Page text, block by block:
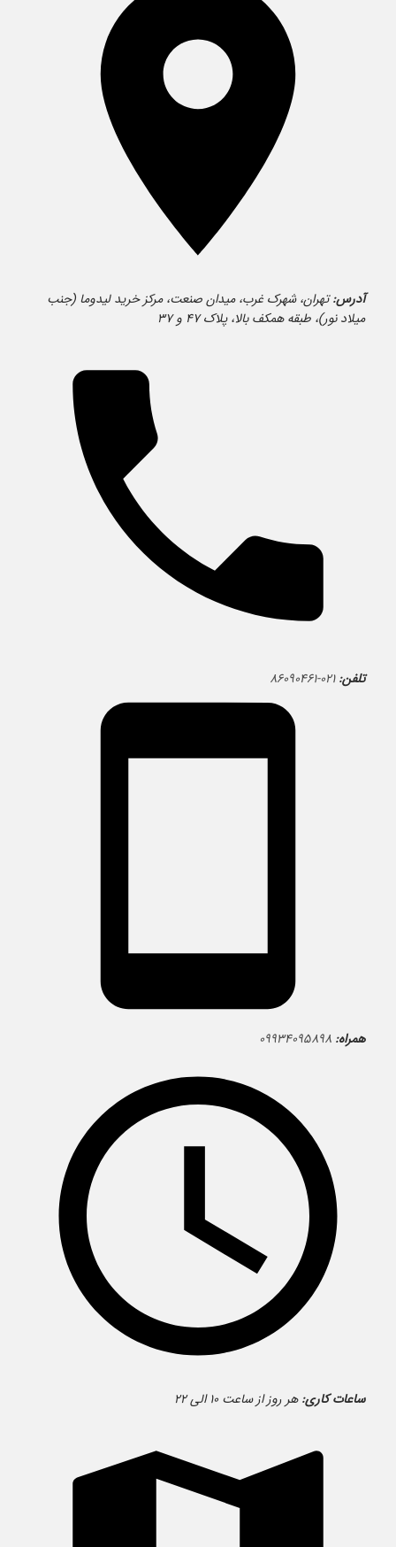
آدرس:تهران، شهرک غرب، میدان صنعت، مرکز خرید لیدوما (جنب
میلاد نور)، طبقه همکف بالا، پلاک ۴۷ و ۳۷
تلفن: ۰۲۱-۸۶۰۹۰۴۶۱
همراه: ۰۹۹۳۴۰۹۵۸۹۸
ساعات کاری: هر روز از ساعت ۱۰ الی ۲۲